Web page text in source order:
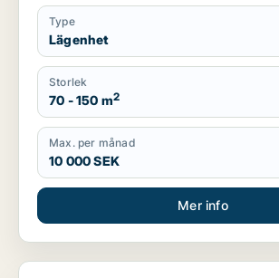
Type
Lägenhet
Storlek
70 - 150 m2
Max. per månad
10 000 SEK
Mer info